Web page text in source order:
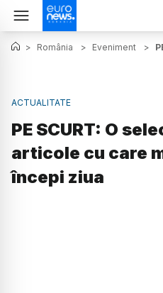
> România > Eveniment >
ACTUALITATE
PE SCURT: O
articole cu care
începi ziua